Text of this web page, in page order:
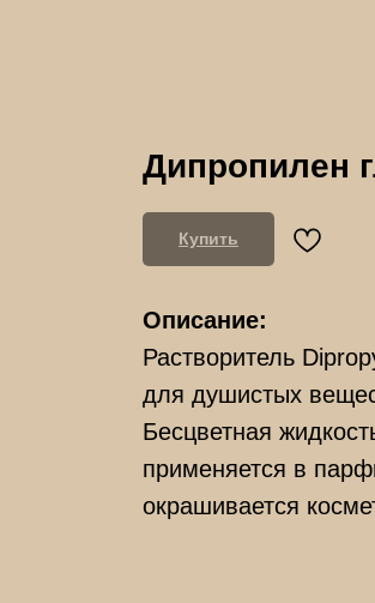
Дипропилен
Купить
Описание:
Растворитель
для душистых
Бесцветная
применяется в
окрашивается